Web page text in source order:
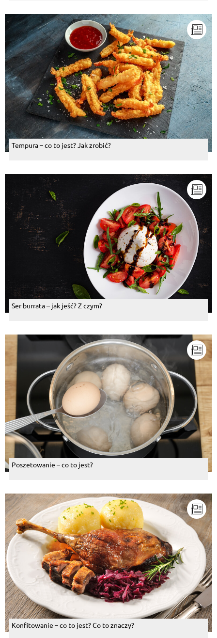
Tempura – co to jest? Jak zrobić?
Ser burrata – jak jeść? Z czym?
Poszetowanie – co to jest?
Konfitowanie – co to jest? Co to znaczy?